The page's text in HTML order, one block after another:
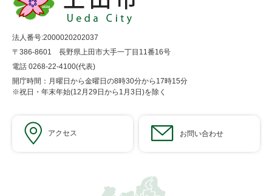
法人番号:2000020202037
〒386-8601 長野県上田市大手一丁目11番16号
電話 0268-22-4100(代表)
開庁時間：月曜日から金曜日の8時30分から17時15分
※祝日・年末年始(12月29日から1月3日)を除く
アクセス お問い合わせ